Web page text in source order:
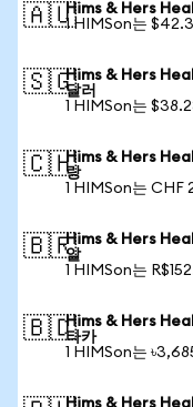
🇦🇺Hims & Hers
1 HIMSon는
🇸🇬Hims & Hers
달러
1 HIMSon는
🇨🇭Hims & Hers
랑
1 HIMSon는 CHF
🇧🇷Hims & Hers
알
1 HIMSon는
🇧🇩Hims & Hers
타카
1 HIMSon는
Hims & Hers